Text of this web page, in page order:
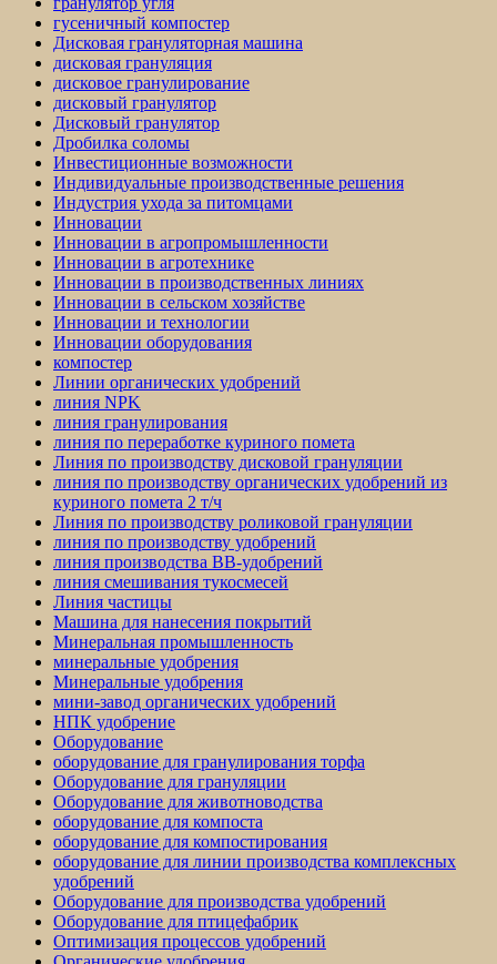
гусеничный компостер
Дисковая грануляторная машина
дисковая грануляция
дисковое гранулирование
дисковый гранулятор
Дисковый гранулятор
Дробилка соломы
Инвестиционные возможности
Индивидуальные производственные решения
Индустрия ухода за питомцами
Инновации
Инновации в агропромышленности
Инновации в агротехнике
Инновации в производственных линиях
Инновации в сельском хозяйстве
Инновации и технологии
Инновации оборудования
компостер
Линии органических удобрений
линия NPK
линия гранулирования
линия по переработке куриного помета
Линия по производству дисковой грануляции
линия по производству органических удобрений из
куриного помета 2 т/ч
Линия по производству роликовой грануляции
линия по производству удобрений
линия производства BB-удобрений
линия смешивания тукосмесей
Линия частицы
Машина для нанесения покрытий
Минеральная промышленность
минеральные удобрения
Минеральные удобрения
мини-завод органических удобрений
НПК удобрение
Оборудование
оборудование для гранулирования торфа
Оборудование для грануляции
Оборудование для животноводства
оборудование для компоста
оборудование для компостирования
оборудование для линии производства комплексных
удобрений
Оборудование для производства удобрений
Оборудование для птицефабрик
Оптимизация процессов удобрений